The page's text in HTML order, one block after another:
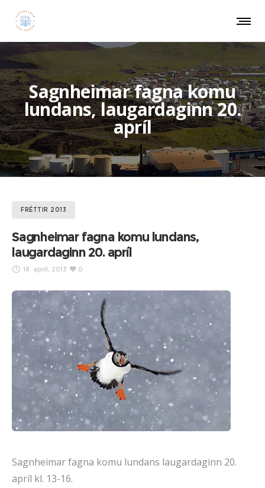
Sagnheimar fagna komu
lundans, laugardaginn 20.
apríl
FRÉTTIR 2013
Sagnheimar fagna komu lundans,
laugardaginn 20. apríl
18. apríl, 2013 0
Sagnheimar fagna komu lundans laugardaginn 20.
apríl kl. 13-16.